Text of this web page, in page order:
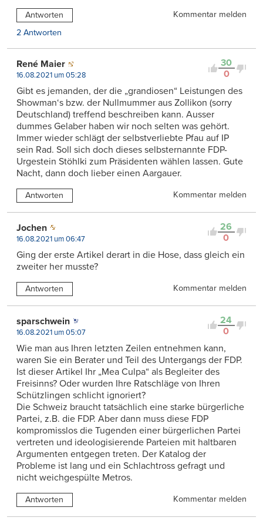
Antworten
Kommentar melden
2 Antworten
30
0
René Maier
16.08.2021 um 05:28
Gibt es jemanden, der die „grandiosen“ Leistungen des
Showman‘s bzw. der Nullmummer aus Zollikon (sorry
Deutschland) treffend beschreiben kann. Ausser
dummes Gelaber haben wir noch selten was gehört.
Immer wieder schlägt der selbstverliebte Pfau auf IP
sein Rad. Soll sich doch dieses selbsternannte FDP-
Urgestein Stöhlki zum Präsidenten wählen lassen. Gute
Nacht, dann doch lieber einen Aargauer.
Antworten Kommentar melden
26
0
Jochen
16.08.2021 um 06:47
Ging der erste Artikel derart in die Hose, dass gleich ein
zweiter her musste?
Antworten Kommentar melden
24
0
sparschwein
16.08.2021 um 05:07
Wie man aus Ihren letzten Zeilen entnehmen kann,
waren Sie ein Berater und Teil des Untergangs der FDP.
Ist dieser Artikel Ihr „Mea Culpa“ als Begleiter des
Freisinns? Oder wurden Ihre Ratschläge von Ihren
Schützlingen schlicht ignoriert?
Die Schweiz braucht tatsächlich eine starke bürgerliche
Partei, z.B. die FDP. Aber dann muss diese FDP
kompromisslos die Tugenden einer bürgerlichen Partei
vertreten und ideologisierende Parteien mit haltbaren
Argumenten entgegen treten. Der Katalog der
Probleme ist lang und ein Schlachtross gefragt und
nicht weichgespülte Metros.
Antworten Kommentar melden